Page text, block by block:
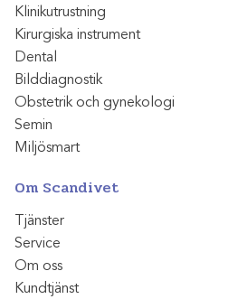
Klinikutrustning
Kirurgiska instrument
Dental
Bilddiagnostik
Obstetrik och gynekologi
Semin
Miljösmart
Om Scandivet
Tjänster
Service
Om oss
Kundtjänst